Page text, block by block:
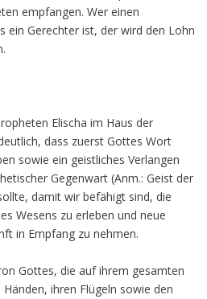
empfangen. Wer einen
ein Gerechter ist, der wird den Lohn
Elischa im Haus der
dass zuerst Gottes Wort
sowie ein geistliches Verlangen
Gegenwart (Anm.: Geist der
damit wir befähigt sind, die
Wesens zu erleben und neue
in Empfang zu nehmen.
Gottes, die auf ihrem gesamten
ihren Flügeln sowie den